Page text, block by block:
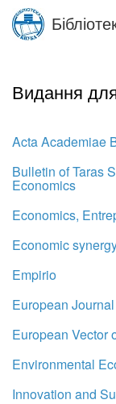
Skip
main
Видання
Acta Academiae
Bulletin of Taras
Economics
Economics,
Economic
Empirio
European
European Vector
Environmental
Innovation and